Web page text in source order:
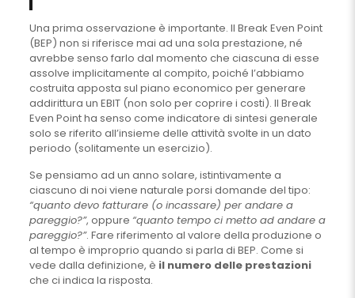
Una prima osservazione è importante. Il Break Even Point
(BEP) non si riferisce mai ad una sola prestazione, né
avrebbe senso farlo dal momento che ciascuna di esse
assolve implicitamente al compito, poiché l’abbiamo
costruita apposta sul piano economico per generare
addirittura un EBIT (non solo per coprire i costi). Il Break
Even Point ha senso come indicatore di sintesi generale
solo se riferito all’insieme delle attività svolte in un dato
periodo (solitamente un esercizio).
Se pensiamo ad un anno solare, istintivamente a
ciascuno di noi viene naturale porsi domande del tipo:
“quanto devo fatturare (o incassare) per andare a
pareggio?”, oppure “quanto tempo ci metto ad andare a
pareggio?”. Fare riferimento al valore della produzione o
al tempo è improprio quando si parla di BEP. Come si
vede dalla definizione, è il numero delle prestazioni
che ci indica la risposta.